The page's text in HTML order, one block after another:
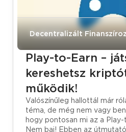
Tudástár
Decentralizált
Play-to-Earn –
kereshetsz
működik!
Valószínűleg hallottál már
téma, de még nem vagy
hogy pontosan mi az a
Nem baj! Ebben az